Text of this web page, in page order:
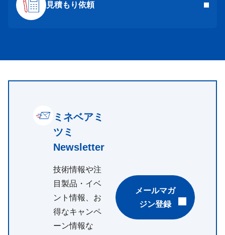
見積もり依頼
ミネベアミ
ツミ
Newsletter
技術情報や注
目製品・イベ
ント情報、お
得なキャンペ
ーン情報な
メールマガ
ジン登録